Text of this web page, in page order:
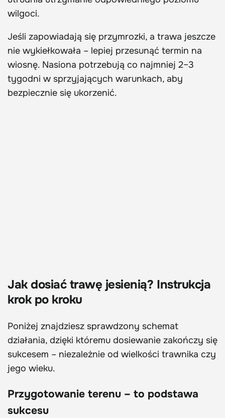
wilgoci.
Jeśli zapowiadają się przymrozki, a trawa jeszcze
nie wykiełkowała – lepiej przesunąć termin na
wiosnę. Nasiona potrzebują co najmniej 2–3
tygodni w sprzyjających warunkach, aby
bezpiecznie się ukorzenić.
Jak dosiać trawę jesienią? Instrukcja
krok po kroku
Poniżej znajdziesz sprawdzony schemat
działania, dzięki któremu dosiewanie zakończy się
sukcesem – niezależnie od wielkości trawnika czy
jego wieku.
Przygotowanie terenu – to podstawa
sukcesu